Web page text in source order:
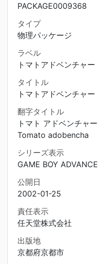
PACKAGE0009368
タイプ
物理パッケージ
ラベル
トマトアドベンチャー
タイトル
トマトアドベンチャー
翻字タイトル
トマト アドベンチャー
Tomato adobencha
シリーズ表示
GAME BOY ADVANCE
公開日
2002-01-25
責任表示
任天堂株式会社
出版地
京都府京都市